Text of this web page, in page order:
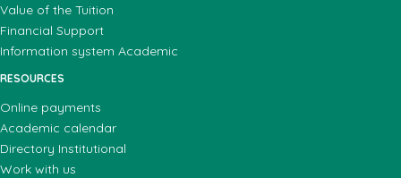
Value of the Tuition
Financial Support
Information system Academic
RESOURCES
Online payments
Academic calendar
Directory Institutional
Work with us